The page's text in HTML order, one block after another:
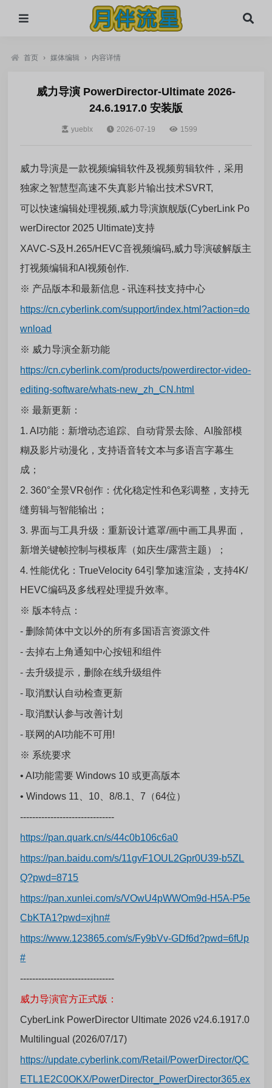
首页 › 媒体编辑 › 内容详情
威力导演 PowerDirector-Ultimate 2026-
24.6.1917.0 安装版
yueblx 2026-07-19 1599
威力导演是一款视频编辑软件及视频剪辑软件，采用
独家之智慧型高速不失真影片输出技术SVRT,
可以快速编辑处理视频,威力导演旗舰版(CyberLink Po
werDirector 2025 Ultimate)支持
XAVC-S及H.265/HEVC音视频编码,威力导演破解版主
打视频编辑和AI视频创作.
※ 产品版本和最新信息 - 讯连科技支持中心
https://cn.cyberlink.com/support/index.html?action=do
wnload
※ 威力导演全新功能
https://cn.cyberlink.com/products/powerdirector-video-
editing-software/whats-new_zh_CN.html
※最新更新：
1. AI功能：新增动态追踪、自动背景去除、AI脸部模
糊及影片动漫化，支持语音转文本与多语言字幕生
成；
2. 360°全景VR创作：优化稳定性和色彩调整，支持无
缝剪辑与智能输出；
3. 界面与工具升级：重新设计遮罩/画中画工具界面，
新增关键帧控制与模板库（如庆生/露营主题）；
4. 性能优化：TrueVelocity 64引擎加速渲染，支持4K/
HEVC编码及多线程处理提升效率。
※ 版本特点：
- 删除简体中文以外的所有多国语言资源文件
- 去掉右上角通知中心按钮和组件
- 去升级提示，删除在线升级组件
- 取消默认自动检查更新
- 取消默认参与改善计划
- 联网的AI功能不可用!
※ 系统要求
• AI功能需要 Windows 10 或更高版本
• Windows 11、10、8/8.1、7（64位）
-------------------------------
https://pan.quark.cn/s/44c0b106c6a0
https://pan.baidu.com/s/11gvF1OUL2Gpr0U39-b5ZL
Q?pwd=8715
https://pan.xunlei.com/s/VOwU4pWWOm9d-H5A-P5e
CbKTA1?pwd=xjhn#
https://www.123865.com/s/Fy9bVv-GDf6d?pwd=6fUp
#
-------------------------------
威力导演官方正式版：
CyberLink PowerDirector Ultimate 2026 v24.6.1917.0
Multilingual (2026/07/17)
https://update.cyberlink.com/Retail/PowerDirector/QC
ETL1E2C0OKX/PowerDirector_PowerDirector365.ex